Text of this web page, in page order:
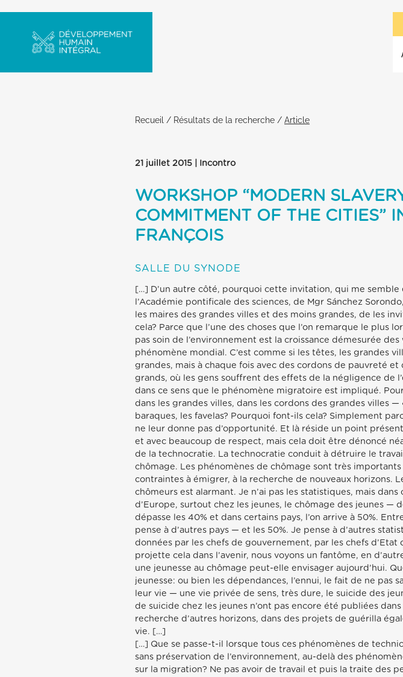
Recueil / Résultats de la recherche / Article
21 juillet 2015 | Incontro
WORKSHOP “MODERN
COMMITMENT OF THE CITIES”
FRANÇOIS
SALLE DU SYNODE
[…] D’un autre côté, pourquoi cette invitation, qui me semble
l’Académie pontificale des sciences, de Mgr Sánchez
les maires des grandes villes et des moins grandes, de les
cela? Parce que l’une des choses que l’on remarque le plus
pas soin de l’environnement est la croissance démesurée des
phénomène mondial. C’est comme si les têtes, les grandes
grandes, mais à chaque fois avec des cordons de pauvreté et
grands, où les gens souffrent des effets de la négligence de
dans ce sens que le phénomène migratoire est impliqué.
dans les grandes villes, dans les cordons des grandes villes —
baraques, les favelas? Pourquoi font-ils cela? Simplement
ne leur donne pas d’opportunité. Et là réside un point
et avec beaucoup de respect, mais cela doit être dénoncé
de la technocratie. La technocratie conduit à détruire le
chômage. Les phénomènes de chômage sont très
contraintes à émigrer, à la recherche de nouveaux horizons.
chômeurs est alarmant. Je n’ai pas les statistiques, mais dans
d’Europe, surtout chez les jeunes, le chômage des jeunes —
dépasse les 40% et dans certains pays, l’on arrive à 50%.
pense à d’autres pays — et les 50%. Je pense à d’autres
données par les chefs de gouvernement, par les chefs d’Etat
projette cela dans l’avenir, nous voyons un fantôme, en
une jeunesse au chômage peut-elle envisager aujourd’hui.
jeunesse: ou bien les dépendances, l’ennui, le fait de ne pas
leur vie — une vie privée de sens, très dure, le suicide des
de suicide chez les jeunes n’ont pas encore été publiées
recherche d’autres horizons, dans des projets de guérilla
vie. […]
[…] Que se passe-t-il lorsque tous ces phénomènes de
sans préservation de l’environnement, au-delà des
sur la migration? Ne pas avoir de travail et puis la traite des